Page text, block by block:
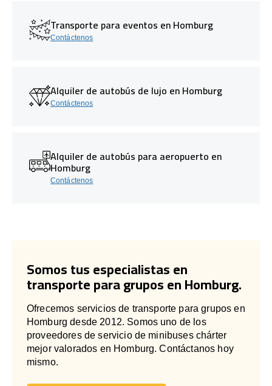
Transporte para eventos en Homburg
Contáctenos
Alquiler de autobús de lujo en Homburg
Contáctenos
Alquiler de autobús para aeropuerto en
Homburg
Contáctenos
Somos tus especialistas en
transporte para grupos en Homburg.
Ofrecemos servicios de transporte para grupos en
Homburg desde 2012. Somos uno de los
proveedores de servicio de minibuses chárter
mejor valorados en Homburg. Contáctanos hoy
mismo.